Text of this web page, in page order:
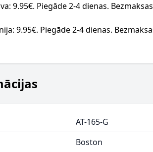
9.95€. Piegāde 2-4 dienas.
9.95€. Piegāde 2-4 dienas.
AT-165-G
Boston